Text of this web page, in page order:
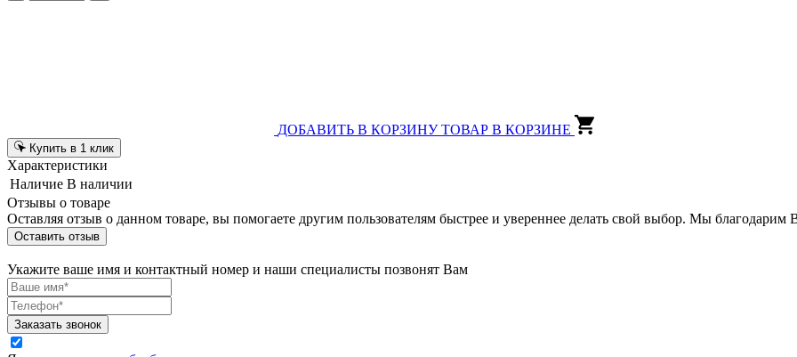
ДОБАВИТЬ В КОРЗИНУ ТОВАР В КОРЗИНЕ
Купить в 1 клик
Характеристики
Наличие В наличии
Отзывы о товаре
Оставляя отзыв о данном товаре, вы помогаете другим пользователям быстрее и увереннее делать свой выбор. Мы благодарим
Оставить отзыв
Укажите ваше имя и контактный номер и наши специалисты позвонят Вам
Заказать звонок